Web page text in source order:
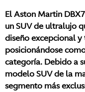
El Aston Martin
un SUV de ultralujo
diseño excepcional
posicionándose
categoría. Debido a
modelo SUV de la
segmento más